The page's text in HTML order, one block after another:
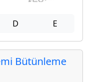
D E
Bütünleme